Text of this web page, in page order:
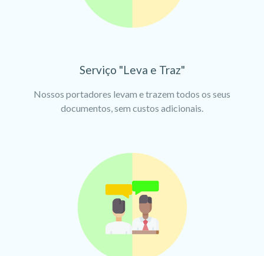
Serviço "Leva e Traz"
Nossos portadores levam e trazem todos os seus
documentos, sem custos adicionais.